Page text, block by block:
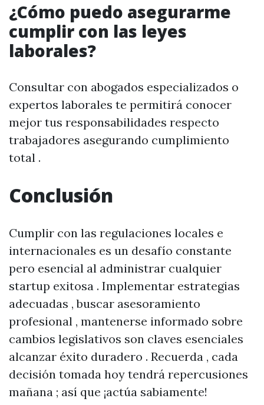
¿Cómo puedo asegurarme
cumplir con las leyes
laborales?
Consultar con abogados especializados o
expertos laborales te permitirá conocer
mejor tus responsabilidades respecto
trabajadores asegurando cumplimiento
total .
Conclusión
Cumplir con las regulaciones locales e
internacionales es un desafío constante
pero esencial al administrar cualquier
startup exitosa . Implementar estrategias
adecuadas , buscar asesoramiento
profesional , mantenerse informado sobre
cambios legislativos son claves esenciales
alcanzar éxito duradero . Recuerda , cada
decisión tomada hoy tendrá repercusiones
mañana ; así que ¡actúa sabiamente!